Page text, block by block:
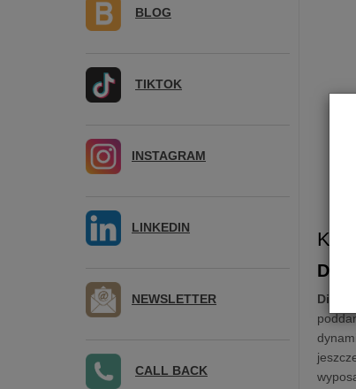
BLOG
TIKTOK
INSTAGRAM
LINKEDIN
NEWSLETTER
CALL BACK